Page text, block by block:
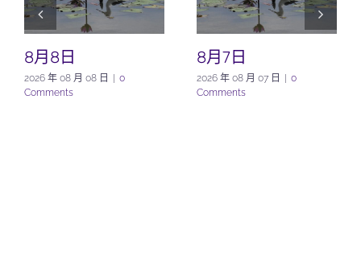
8月8日
2026 年 08 月 08 日
0
Comments
8月7日
2026 年 08 月 07 日
0
Comments